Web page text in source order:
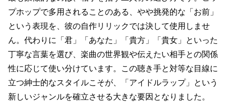
プホップで多用されることのある、やや挑発的な「お前」
という表現を、彼の自作リリックでは決して使用しませ
ん。代わりに
「君」「あなた」「貴方」「貴女」といった
丁寧な言葉を選び、楽曲の世界観や伝えたい相手との関係
性に応じて使い分けています。この聴き手と対等な目線に
立つ紳士的なスタイルこそが、「アイドルラップ」という
新しいジャンルを確立させる大きな要因となりました。